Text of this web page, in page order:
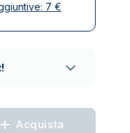
7 €
Acquista